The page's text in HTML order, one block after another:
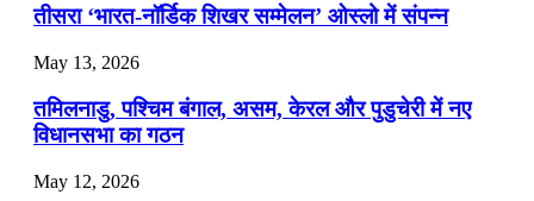
📝 डेली करेंट अफेयर्स: 19-21 जुलाई 2026
July 19, 2026
📝 डेली करेंट अफेयर्स: 16-18 जुलाई 2026
तीसरा ‘भारत-नॉर्डिक शिखर सम्मेलन’ ओस्लो में संपन्न
May 13, 2026
तमिलनाडु, पश्चिम बंगाल, असम, केरल और पुडुचेरी में नए
विधानसभा का गठन
May 12, 2026